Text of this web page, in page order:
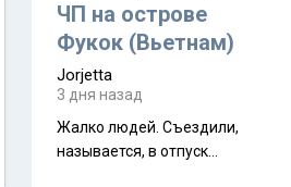
ЧП на острове
Фукок (Вьетнам)
Jorjetta
3 дня назад
Жалко людей. Съездили,
называется, в отпуск...